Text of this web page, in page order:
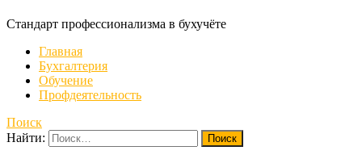
Стандарт профессионализма в бухучёте
Главная
Бухгалтерия
Обучение
Профдеятельность
Поиск
Найти: